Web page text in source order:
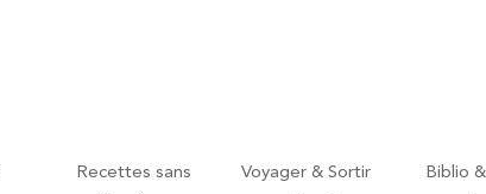
Recettes sans
Voyager & Sortir
Biblio